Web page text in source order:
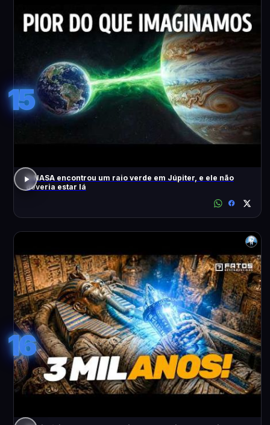
15
A NASA encontrou um raio verde em Júpiter, e ele não
deveria estar lá
16